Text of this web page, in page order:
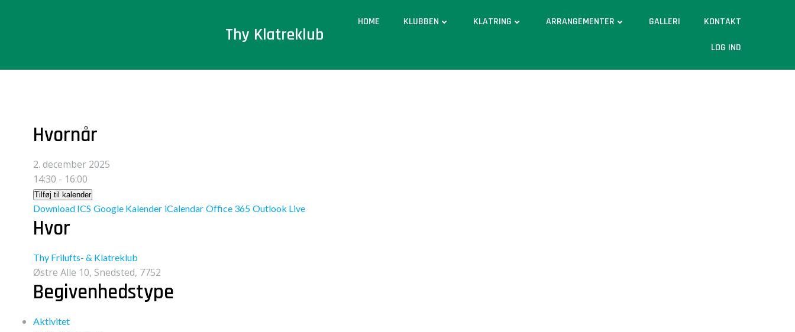
Thy Klatreklub
HOME KLUBBEN KLATRING ARRANGEMENTER GALLERI KONTAKT
LOG IND
Hvornår
2. december 2025
14:30 - 16:00
Tilføj til kalender
Download ICS Google Kalender iCalendar Office 365 Outlook Live
Hvor
Thy Frilufts- & Klatreklub
Østre Alle 10, Snedsted, 7752
Begivenhedstype
Aktivitet